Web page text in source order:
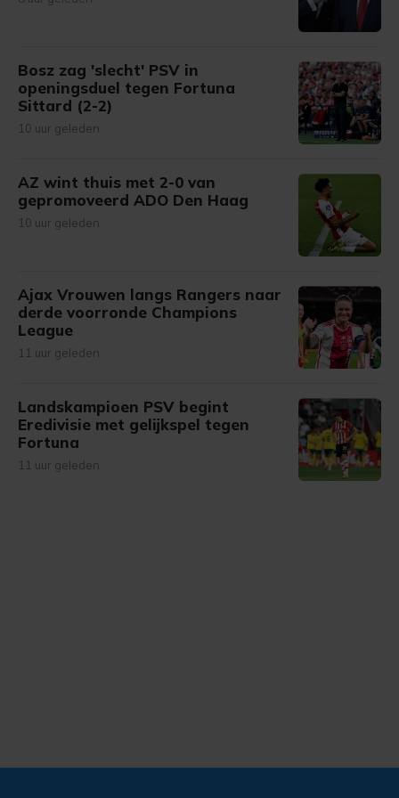
Bosz zag 'slecht' PSV in
openingsduel tegen Fortuna
Sittard (2-2)
10 uur geleden
AZ wint thuis met 2-0 van
gepromoveerd ADO Den Haag
10 uur geleden
Ajax Vrouwen langs Rangers naar
derde voorronde Champions
League
11 uur geleden
Landskampioen PSV begint
Eredivisie met gelijkspel tegen
Fortuna
11 uur geleden